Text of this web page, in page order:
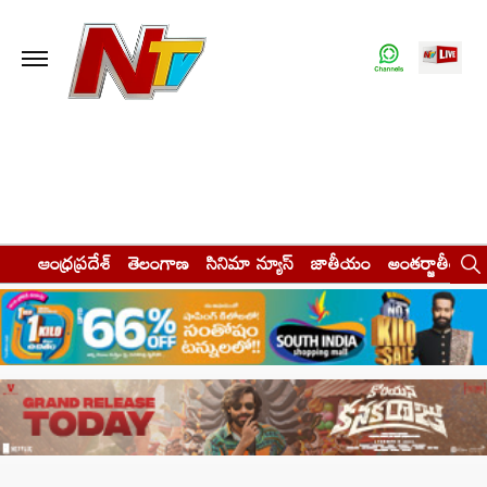
ఆంధ్రప్రదేశ్ తెలంగాణ సినిమా న్యూస్ జాతీయం అంతర్జాతీయం